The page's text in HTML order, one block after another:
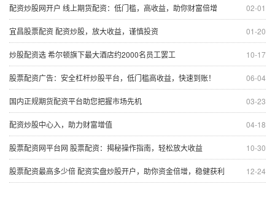
02-01
配资炒股网开户 线上期货配资：低门槛，高收益，助你财富倍增
01-20
宜昌股票配资 配资炒股，放大收益，谨慎投资
10-17
炒股配资选 希尔顿旗下最大酒店约2000名员工罢工
06-04
股票配资广告：安全杠杆炒股平台，低门槛高收益，快速到账！
03-23
国内正规期货配资平台助您把握市场先机
04-18
配资炒股中心入，助力财富增值
10-30
股票配资网平台网 股票配资：揭秘操作指南，轻松放大收益
12-24
股票配资最高多少倍 配资实盘炒股开户，助你资金倍增，稳健获利